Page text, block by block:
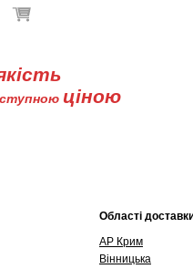
ціною
Області
АР Крим
Вінницька